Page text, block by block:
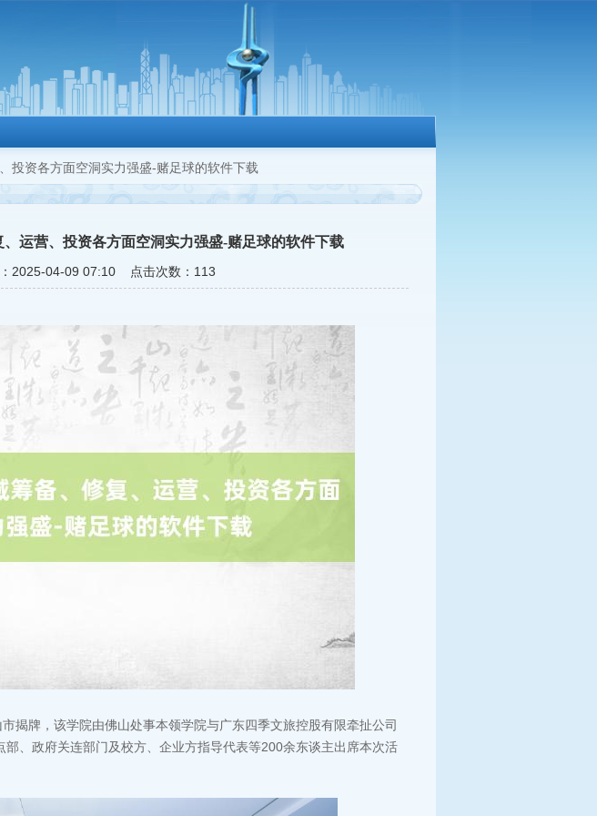
投资各方面空洞实力强盛-赌足球的软件下载
运营、投资各方面空洞实力强盛-赌足球的软件下载
2025-04-09 07:10 点击次数：113
揭牌，该学院由佛山处事本领学院与广东四季文旅控股有限牵扯公司
部、政府关连部门及校方、企业方指导代表等200余东谈主出席本次活